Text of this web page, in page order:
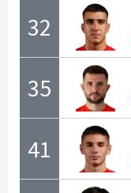
32
35
41